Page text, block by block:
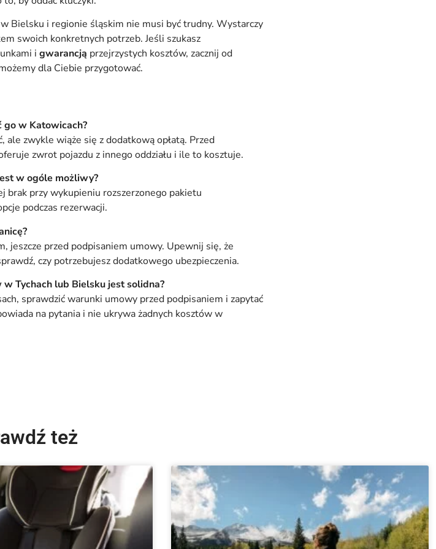
Bielsku i regionie śląskim nie musi być trudny. Wystarczy
swoich konkretnych potrzeb. Jeśli szukasz
i gwarancją przejrzystych kosztów, zacznij od
dla Ciebie przygotować.
go w Katowicach?
zwykle wiąże się z dodatkową opłatą. Przed
zwrot pojazdu z innego oddziału i ile to kosztuje.
w ogóle możliwy?
brak przy wykupieniu rozszerzonego pakietu
podczas rezerwacji.
jeszcze przed podpisaniem umowy. Upewnij się, że
czy potrzebujesz dodatkowego ubezpieczenia.
Tychach lub Bielsku jest solidna?
sprawdzić warunki umowy przed podpisaniem i zapytać
na pytania i nie ukrywa żadnych kosztów w
też